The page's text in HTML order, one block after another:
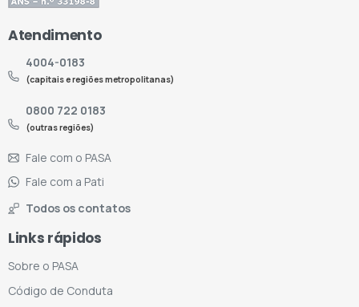
Atendimento
4004-0183
(capitais e regiões metropolitanas)
0800 722 0183
(outras regiões)
Fale com o PASA
Fale com a Pati
Todos os contatos
Links rápidos
Sobre o PASA
Código de Conduta